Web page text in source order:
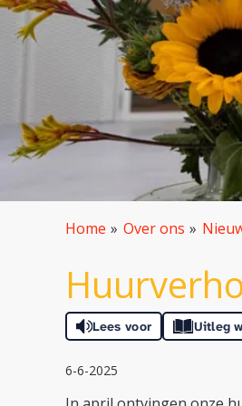
Home Over ons
Lees voor Uitleg
6-6-2025